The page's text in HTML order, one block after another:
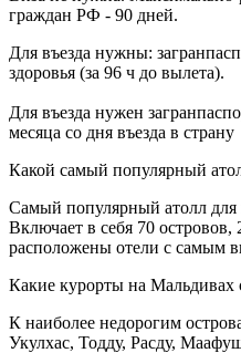
граждан РФ - 90 дней.
Для въезда нужны:
здоровья (за 96 ч до вылета).
Для въезда нужен
месяца со дня въезда в страну
Какой самый популярный
Самый популярный атолл
Включает в себя 70
расположены отели с самым
Какие курорты на
К наиболее недорогим
Укулхас, Тодду, Расду,